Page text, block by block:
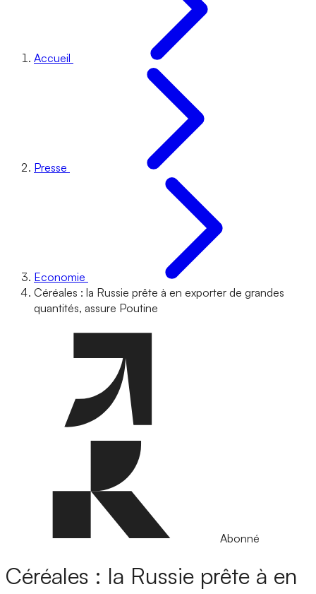
Accueil
Presse
Economie
Céréales : la Russie prête à en exporter de grandes
quantités, assure Poutine
Abonné
Céréales : la Russie prête à en